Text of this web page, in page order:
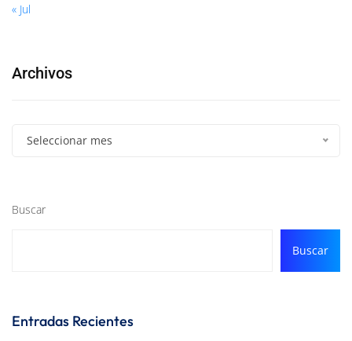
« Jul
Archivos
Seleccionar mes
Buscar
Buscar
Entradas Recientes